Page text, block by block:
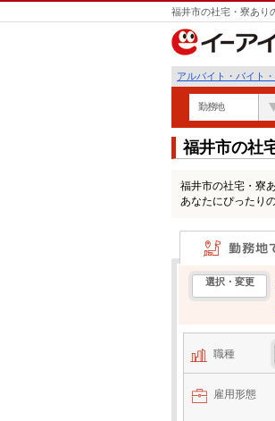
福井市の社宅・寮あり
アルバイト・バイト
勤務地
福井市の社
福井市の社宅・寮
あなたにぴったり
勤務地で検索
選択・変更
職種
雇用形態